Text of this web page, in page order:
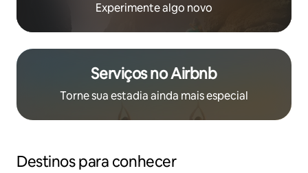
Experimente algo novo
Serviços no Airbnb
Torne sua estadia ainda mais especial
Destinos para conhecer